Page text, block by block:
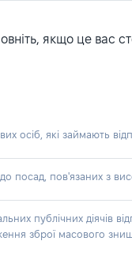
якщо це вас
осіб, які займають
посад, пов'язаних з
публічних діячів
зброї масового